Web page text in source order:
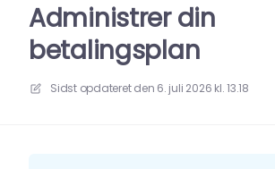
Administrer din
betalingsplan
Sidst opdateret den 6. juli 2026 kl. 13.18